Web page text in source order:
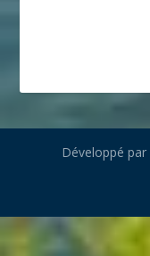
Développé par